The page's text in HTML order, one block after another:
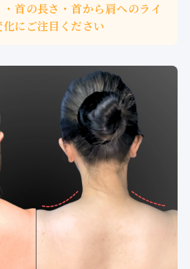
首の長さ・首から肩へのライ
化にご注目ください